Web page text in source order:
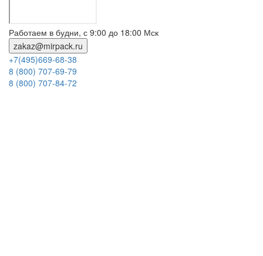
Работаем в будни, с 9:00 до 18:00 Мск
zakaz@mirpack.ru
+7(495)669-68-38
8 (800) 707-69-79
8 (800) 707-84-72